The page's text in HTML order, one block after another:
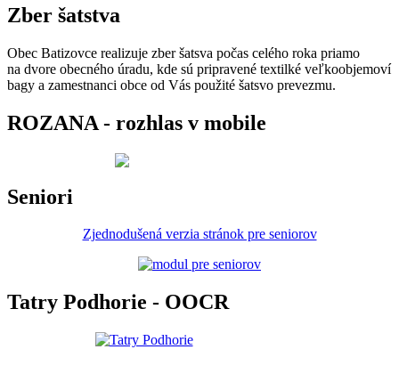
Zber šatstva
Obec Batizovce realizuje zber šatsva počas celého roka priamo
na dvore obecného úradu, kde sú pripravené textilké veľkoobjemoví
bagy a zamestnanci obce od Vás použité šatsvo prevezmu.
ROZANA - rozhlas v mobile
Seniori
Zjednodušená verzia stránok pre seniorov
Tatry Podhorie - OOCR